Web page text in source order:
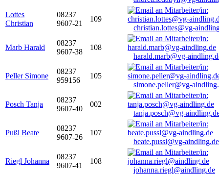
Lottes
Christian
08237
9607-21
109
christian.lottes@vg-
Marb Harald
08237
9607-38
108
harald.marb@vg-
Peller Simone
08237
959156
105
simone.peller@vg-
Posch Tanja
08237
9607-40
002
tanja.posch@vg-
Pußl Beate
08237
9607-26
107
beate.pussl@vg-aindling.de
Riegl Johanna
08237
9607-41
108
johanna.riegl@aindling.de